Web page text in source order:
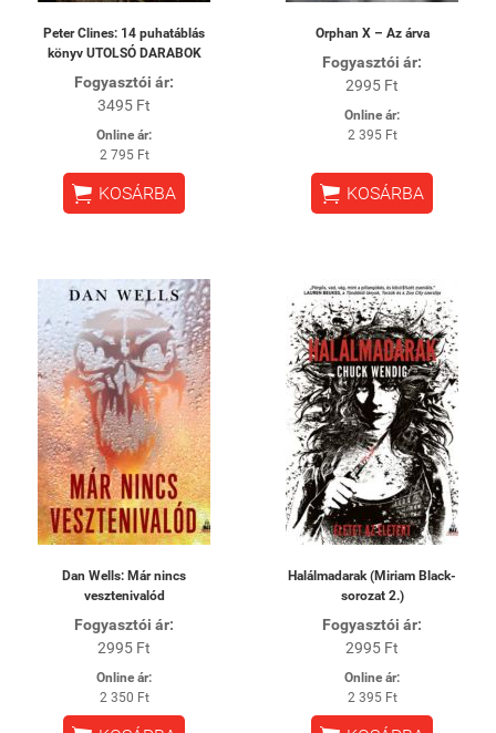
Peter Clines: 14 puhatáblás
könyv UTOLSÓ DARABOK
Fogyasztói ár:
3495 Ft
Online ár:
2 795 Ft
 KOSÁRBA
Orphan X – Az árva
Fogyasztói ár:
2995 Ft
Online ár:
2 395 Ft
 KOSÁRBA
Dan Wells: Már nincs
vesztenivalód
Fogyasztói ár:
2995 Ft
Online ár:
2 350 Ft
Halálmadarak (Miriam Black-
sorozat 2.)
Fogyasztói ár:
2995 Ft
Online ár:
2 395 Ft